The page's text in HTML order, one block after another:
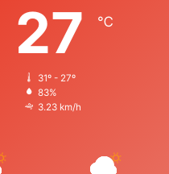
27 ℃
31º - 27º
83%
3.23 km/h